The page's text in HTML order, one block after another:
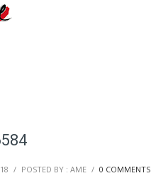
/ POSTED BY : AME / 0 COMMENTS